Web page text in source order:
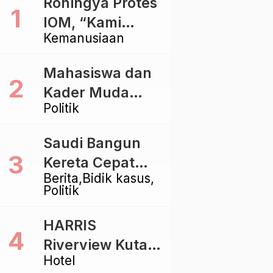
Kemanusiaan
IOM, “Kami
dibiarkan Mati
Politik
Mahasiswa dan
Kader Muda
Ramaikan Forum
Golkar di
Singaraja
Berita Bidik kasus
Politik
Saudi Bangun
Kereta Cepat
Rp112 Triliun,
Proyek Rp116
Triliun yang
Baru Sampai
Hotel
HARRIS
Riverview Kuta
Bali Tawarkan